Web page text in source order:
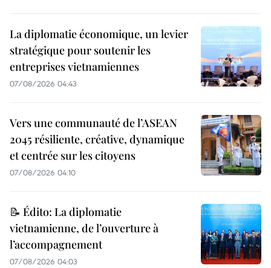
La diplomatie économique, un levier
stratégique pour soutenir les
entreprises vietnamiennes
07/08/2026 04:43
Vers une communauté de l’ASEAN
2045 résiliente, créative, dynamique
et centrée sur les citoyens
07/08/2026 04:10
📝 Édito: La diplomatie
vietnamienne, de l’ouverture à
l’accompagnement
07/08/2026 04:03